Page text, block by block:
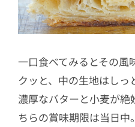
一口食べてみるとその風
クッと、中の生地はしっ
濃厚なバターと小麦が絶
ちらの賞味期限は当日